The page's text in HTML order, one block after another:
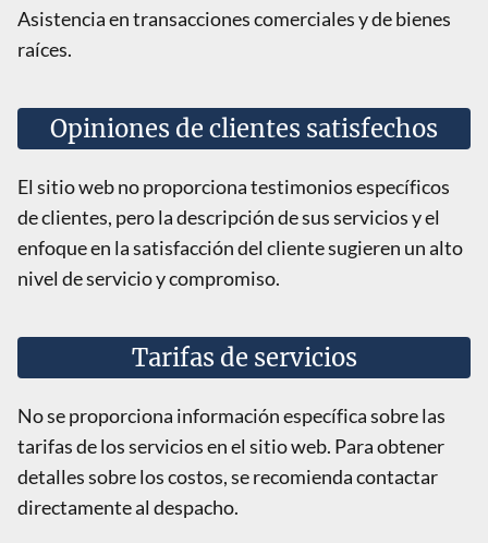
Asistencia en transacciones comerciales y de bienes
raíces.
Opiniones de clientes satisfechos
El sitio web no proporciona testimonios específicos
de clientes, pero la descripción de sus servicios y el
enfoque en la satisfacción del cliente sugieren un alto
nivel de servicio y compromiso.
Tarifas de servicios
No se proporciona información específica sobre las
tarifas de los servicios en el sitio web. Para obtener
detalles sobre los costos, se recomienda contactar
directamente al despacho.